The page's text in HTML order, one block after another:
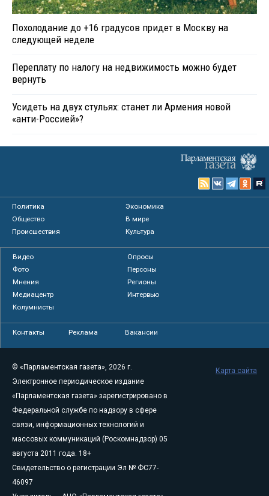
Похолодание до +16 градусов придет в Москву на
следующей неделе
Переплату по налогу на недвижимость можно будет
вернуть
Усидеть на двух стульях: станет ли Армения новой
«анти-Россией»?
Политика
Экономика
Общество
В мире
Происшествия
Культура
Видео
Опросы
Фото
Персоны
Мнения
Регионы
Медиацентр
Интервью
Колумнисты
Контакты Реклама Вакансии
© «Парламентская газета», 2026 г.
Электронное периодическое издание
«Парламентская газета» зарегистрировано в
Федеральной службе по надзору в сфере
связи, информационных технологий и
массовых коммуникаций (Роскомнадзор) 05
августа 2011 года. 18+
Свидетельство о регистрации Эл № ФС77-
46097
Карта сайта